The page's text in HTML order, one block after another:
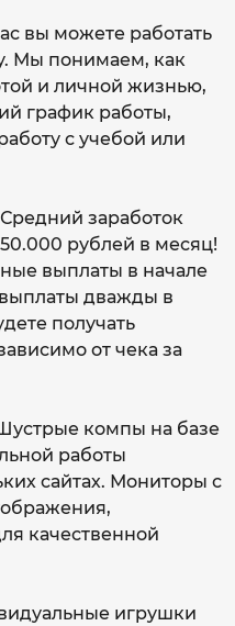
вы можете работать
Мы понимаем, как
и личной жизнью,
график работы,
с учебой или
Средний заработок
рублей в месяц!
выплаты в начале
дважды в
получать
от чека за
компы на базе
работы
сайтах. Мониторы с
качественной
игрушки